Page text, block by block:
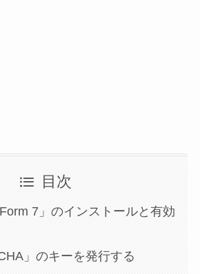
目次
Form 7」のインストールと有効
」のキーを発行する